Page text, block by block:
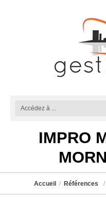
IMPRO
Accueil Références